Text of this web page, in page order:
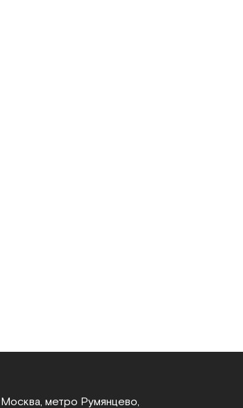
Москва, метро Румянцево,